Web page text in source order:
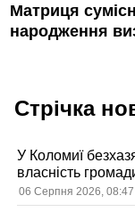
Матриця
народження
Стрічка
У Коломиї
власність
06 Серпня 2026, 08:47